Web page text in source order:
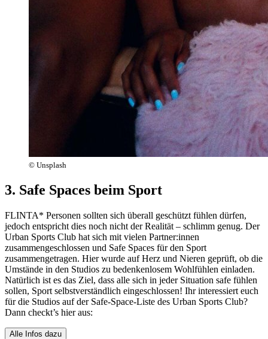
© Unsplash
3. Safe Spaces beim Sport
FLINTA* Personen sollten sich überall geschützt fühlen dürfen,
jedoch entspricht dies noch nicht der Realität – schlimm genug. Der
Urban Sports Club hat sich mit vielen Partner:innen
zusammengeschlossen und Safe Spaces für den Sport
zusammengetragen. Hier wurde auf Herz und Nieren geprüft, ob die
Umstände in den Studios zu bedenkenlosem Wohlfühlen einladen.
Natürlich ist es das Ziel, dass alle sich in jeder Situation safe fühlen
sollen, Sport selbstverständlich eingeschlossen! Ihr interessiert euch
für die Studios auf der Safe-Space-Liste des Urban Sports Club?
Dann checkt’s hier aus:
Alle Infos dazu